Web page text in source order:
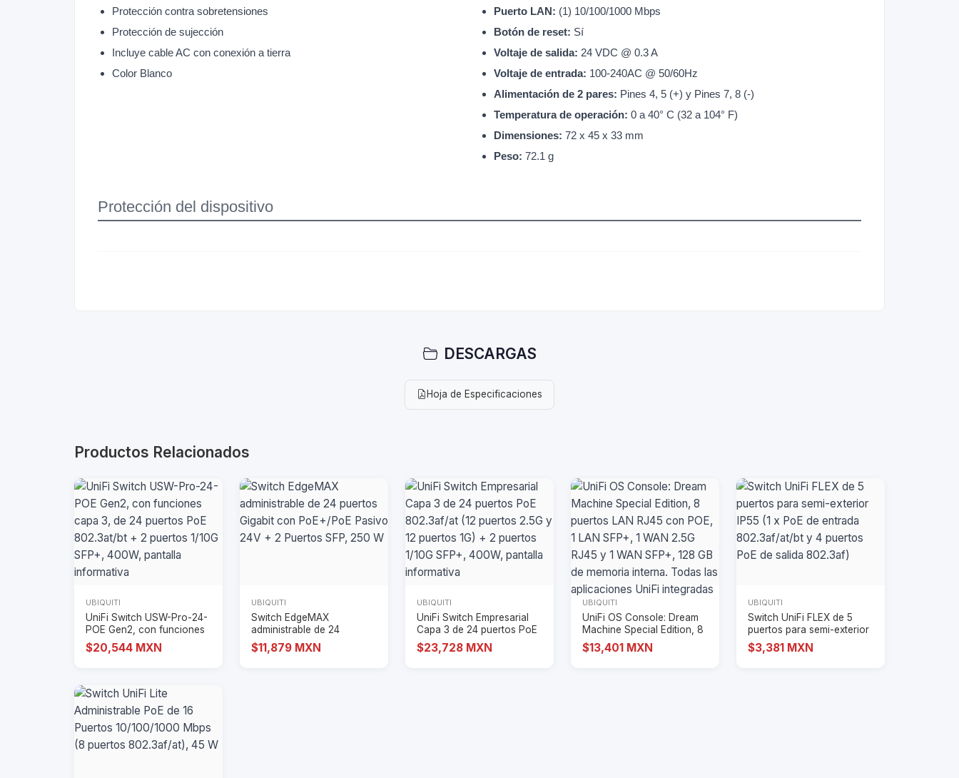
Protección contra sobretensiones
Protección de sujección
Incluye cable AC con conexión a tierra
Color Blanco
Puerto LAN: (1) 10/100/1000 Mbps
Botón de reset: Sí
Voltaje de salida: 24 VDC @ 0.3 A
Voltaje de entrada: 100-240AC @ 50/60Hz
Alimentación de 2 pares: Pines 4, 5 (+) y Pines 7, 8 (-)
Temperatura de operación: 0 a 40° C (32 a 104° F)
Dimensiones: 72 x 45 x 33 mm
Peso: 72.1 g
Protección del dispositivo
DESCARGAS
Hoja de Especificaciones
Productos Relacionados
UBIQUITI
UniFi Switch USW-Pro-24-
POE Gen2, con funciones
capa 3, de 2
$20,544 MXN
UBIQUITI
Switch EdgeMAX
administrable de 24
puertos Gigabit con PoE+/
$11,879 MXN
UBIQUITI
UniFi Switch Empresarial
Capa 3 de 24 puertos PoE
802.3af/at
$23,728 MXN
UBIQUITI
UniFi OS Console: Dream
Machine Special Edition, 8
puertos L
$13,401 MXN
UBIQUITI
Switch UniFi FLEX de 5
puertos para semi-exterior
IP55 (1 x
$3,381 MXN